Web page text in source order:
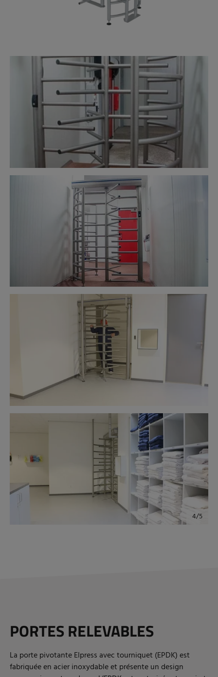
PORTES RELEVABLES
La porte pivotante Elpress avec tourniquet (EPDK) est
fabriquée en acier inoxydable et présente un design